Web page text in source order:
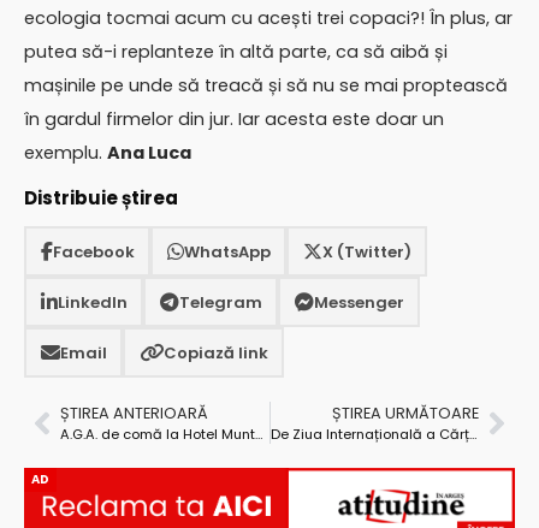
ecologia tocmai acum cu acești trei copaci?! În plus, ar
putea să-i replanteze în altă parte, ca să aibă și
mașinile pe unde să treacă și să nu se mai proptească
în gardul firmelor din jur. Iar acesta este doar un
exemplu. Ana Luca
Distribuie știrea
Facebook WhatsApp X (Twitter)
LinkedIn Telegram Messenger
Email Copiază link
ȘTIREA ANTERIOARĂ
A.G.A. de comă la Hotel Muntenia
ȘTIREA URMĂTOARE
De Ziua Internațională a Cărții și a drepturilor de autor, Dacia a oferit cărţi elevilor din Mioveni
AD